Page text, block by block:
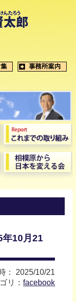
年10月21
： 2025/10/21
リ：facebook